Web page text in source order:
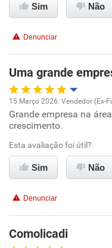
Benefícios
Recomenda esta
Recomenda a
Sim Não
Denunciar
Uma grande
Oportunidade de
Ambiente de trabalho
Conciliação com a vida
Recomenda esta
15 Março 2026. Vendedor (Ex-
Grande empresa na
crescimento.
Esta avaliação foi útil?
Sim Não
Denunciar
Comolicadi